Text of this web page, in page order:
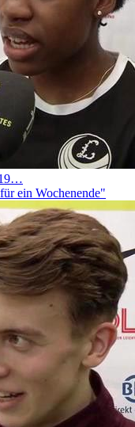
ein Wochenende"